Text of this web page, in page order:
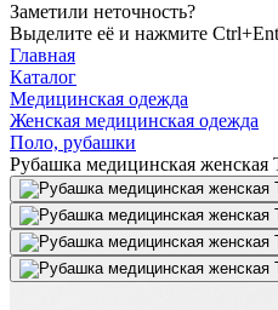
Заметили неточность?
Выделите её и нажмите
Главная
Каталог
Медицинская одежда
Женская медицинская одежда
Поло, рубашки
Рубашка медицинская женская